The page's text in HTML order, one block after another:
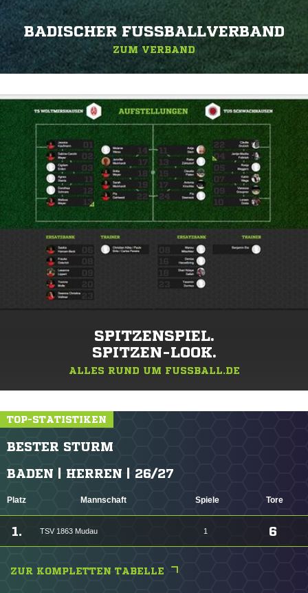
BADISCHER FUSSBALLVERBAND
ZUM VERBAND
SPITZENSPIEL.
SPITZEN-LOOK.
ALLES RUND UM FUSSBALL.DE
TOP-STATISTIKEN
BESTER STURM
BADEN | HERREN | 26/27
Platz Mannschaft Spiele Tore
1. TSV 1863 Mudau 1 6
ZUR KOMPLETTEN TABELLE